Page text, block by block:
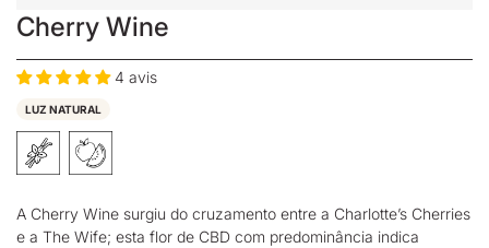
Cherry Wine
4 avis
LUZ NATURAL
A Cherry Wine surgiu do cruzamento entre a Charlotte’s Cherries
e a The Wife; esta flor de CBD com predominância indica